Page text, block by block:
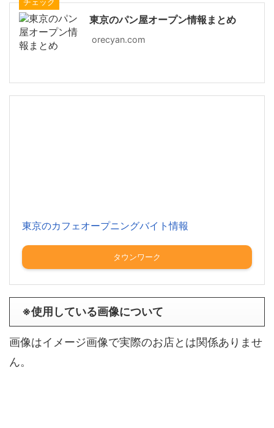
チェック
東京のパン屋オープン情報まとめ
orecyan.com
東京のカフェオープニングバイト情報
タウンワーク
※使用している画像について
画像はイメージ画像で実際のお店とは関係ありませ
ん。